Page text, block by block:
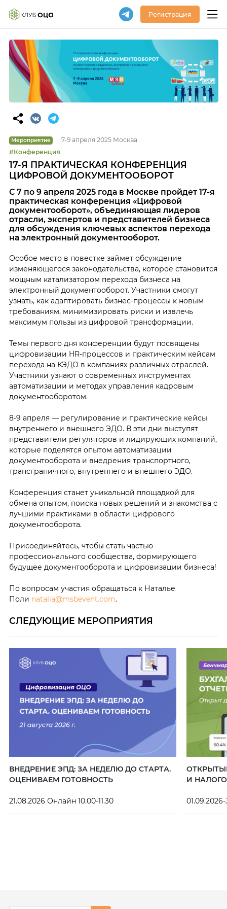
Регистрация
Мероприятие
7-9 апреля 2025 Москва
#Конференция
17-Я ПРАКТИЧЕСКАЯ КОНФЕРЕНЦИЯ
ЦИФРОВОЙ ДОКУМЕНТООБОРОТ
С 7 по 9 апреля 2025 года в Москве пройдет 17-я
практическая конференция «Цифровой
документооборот», объединяющая лидеров
отрасли, экспертов и представителей бизнеса
для обсуждения ключевых аспектов перехода
на электронный документооборот.
Особое место в повестке займет обсуждение
изменяющегося законодательства, которое становится
мощным катализатором перехода бизнеса на
электронный документооборот. Участники смогут
узнать, как адаптировать бизнес-процессы к новым
требованиям, минимизировать риски и извлечь
максимум пользы из цифровой трансформации.
Темы первого дня конференции будут посвящены
цифровизации HR-процессов и практическим кейсам
перехода на КЭДО в компаниях различных отраслей.
Участники узнают о современных инструментах
автоматизации и методах управления кадровым
документооборотом.
8-9 апреля — регулирование и практические кейсы
внутреннего и внешнего ЭДО. В эти дни выступят
представители регуляторов и лидирующих компаний,
которые поделятся опытом автоматизации
документооборота и внедрения транспортного,
трансграничного, внутреннего и внешнего ЭДО.
Конференция станет уникальной площадкой для
обмена опытом, поиска новых решений и знакомства с
лучшими практиками в области цифрового
документооборота.
Присоединяйтесь, чтобы стать частью
профессионального сообщества, формирующего
будущее документооборота и цифровизации бизнеса!
По вопросам участия обращаться к Наталье
Поли natalia@msbevent.com.
СЛЕДУЮЩИЕ МЕРОПРИЯТИЯ
ВНЕДРЕНИЕ ЭПД: ЗА НЕДЕЛЮ ДО СТАРТА.
ОЦЕНИВАЕМ ГОТОВНОСТЬ
21.08.2026 Онлайн 10.00-11.30
И
01.09.2026-